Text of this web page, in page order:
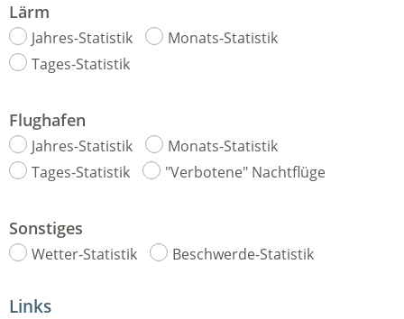
Lärm
Jahres-Statistik
Monats-Statistik
Tages-Statistik
Flughafen
Jahres-Statistik
Monats-Statistik
Tages-Statistik
"Verbotene" Nachtflüge
Sonstiges
Wetter-Statistik Beschwerde-Statistik
Links